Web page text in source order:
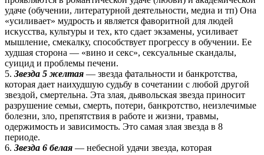
удаче (обучении, литературной деятельности, медиа и тп) Она
«усиливает» мудрость и является фаворитной для людей
искусства, культуры и тех, кто сдает экзамены, усиливает
мышление, смекалку, способствует прогрессу в обучении. Ее
худшая сторона — «вино и секс», сексуальные скандалы,
суицид и проблемы печени.
5. Звезда 5 желтая — звезда фатальности и банкротства,
которая дает наихудшую судьбу в сочетании с любой другой
звездой, смертельна. Эта злая, дьявольская звезда приносит
разрушение семьи, смерть, потери, банкротство, неизлечимые
болезни, зло, препятствия в работе и жизни, травмы,
одержимость и зависимость. Это самая злая звезда в 8
периоде.
6. Звезда 6 белая — небесной удачи звезда, которая